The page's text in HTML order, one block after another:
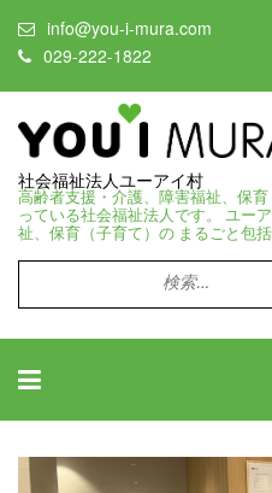
info@you-i-mura.com
029-222-1822
社会福祉法人ユーアイ村
高齢者支援・介護、障害福祉、保
っている社会福祉法人です。 ユー
祉、保育（子育て）の まるごと包
検
索: